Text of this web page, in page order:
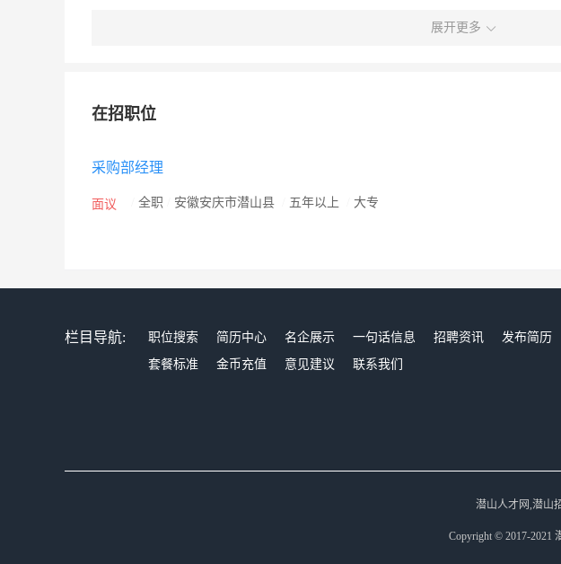
展开更多
在招职位
采购部经理
面议 全职 安徽安庆市潜山县 五年以上 大专
栏目导航: 职位搜索 简历中心 名企展示 一句话信息 招聘资讯 发布简历
套餐标准
金币充值 意见建议 联系我们
潜山人才网,潜山
Copyright © 2017-2021